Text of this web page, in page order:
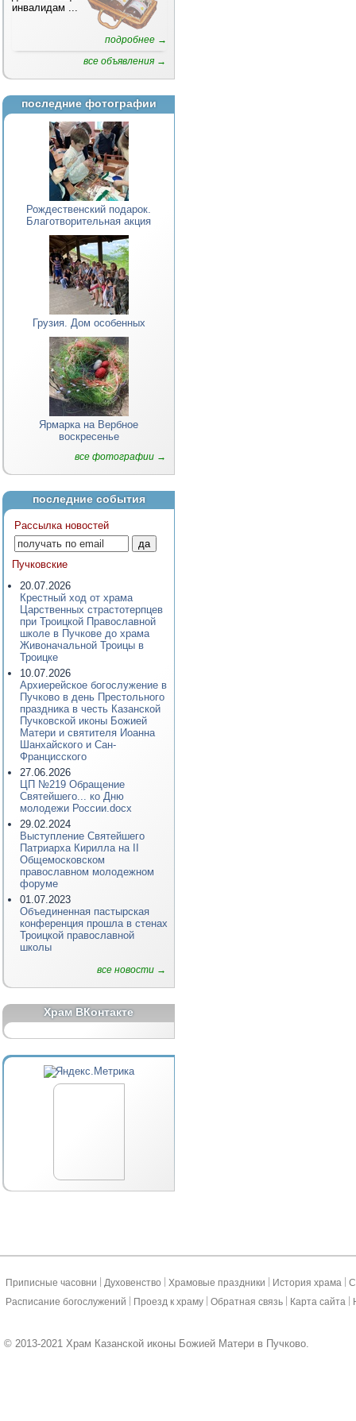
инвалидам ...
подробнее →
все объявления →
последние фотографии
Рождественский подарок.
Благотворительная акция
Грузия. Дом особенных
Ярмарка на Вербное
воскресенье
все фотографии →
последние события
Рассылка новостей
Пучковские
20.07.2026
Крестный ход от храма
Царственных страстотерпцев
при Троицкой Православной
школе в Пучкове до храма
Живоначальной Троицы в
Троицке
10.07.2026
Архиерейское богослужение в
Пучково в день Престольного
праздника в честь Казанской
Пучковской иконы Божией
Матери и святителя Иоанна
Шанхайского и Сан-
Францисского
27.06.2026
ЦП №219 Обращение
Святейшего... ко Дню
молодежи России.docx
29.02.2024
Выступление Святейшего
Патриарха Кирилла на II
Общемосковском
православном молодежном
форуме
01.07.2023
Объединенная пастырская
конференция прошла в стенах
Троицкой православной
школы
все новости →
Храм ВКонтакте
Приписные часовни Духовенство Храмовые праздники История храма
Расписание богослужений
Проезд к храму Обратная связь Карта сайта
© 2013-2021 Храм Казанской иконы Божией Матери в Пучково.